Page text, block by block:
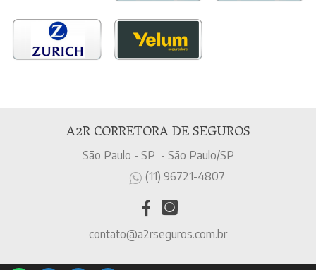
A2R CORRETORA DE SEGUROS
São Paulo - SP - São Paulo/SP
(11) 96721-4807
contato@a2rseguros.com.br